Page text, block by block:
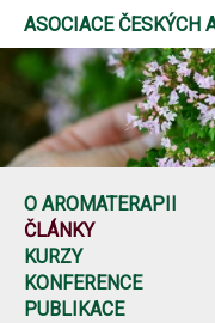
ASOCIACE ČESKÝCH
O AROMATERAPII
ČLÁNKY
KURZY
KONFERENCE
PUBLIKACE